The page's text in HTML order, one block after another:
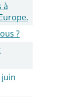
à
?
juin